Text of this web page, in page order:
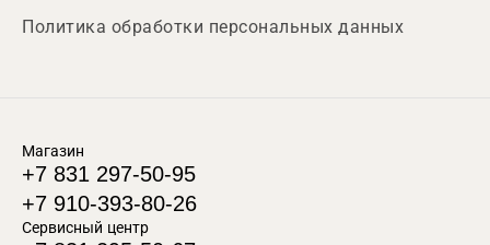
Политика обработки персональных данных
Магазин
+7 831 297-50-95
+7 910-393-80-26
Сервисный центр